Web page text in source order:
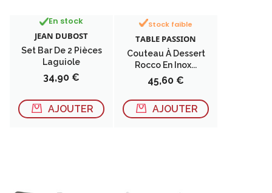
En stock
JEAN DUBOST
Set Bar De 2 Pièces
Laguiole
Prix
34,90 €
AJOUTER
Stock faible
TABLE PASSION
Couteau À Dessert
Rocco En Inox...
Prix
45,60 €
AJOUTER